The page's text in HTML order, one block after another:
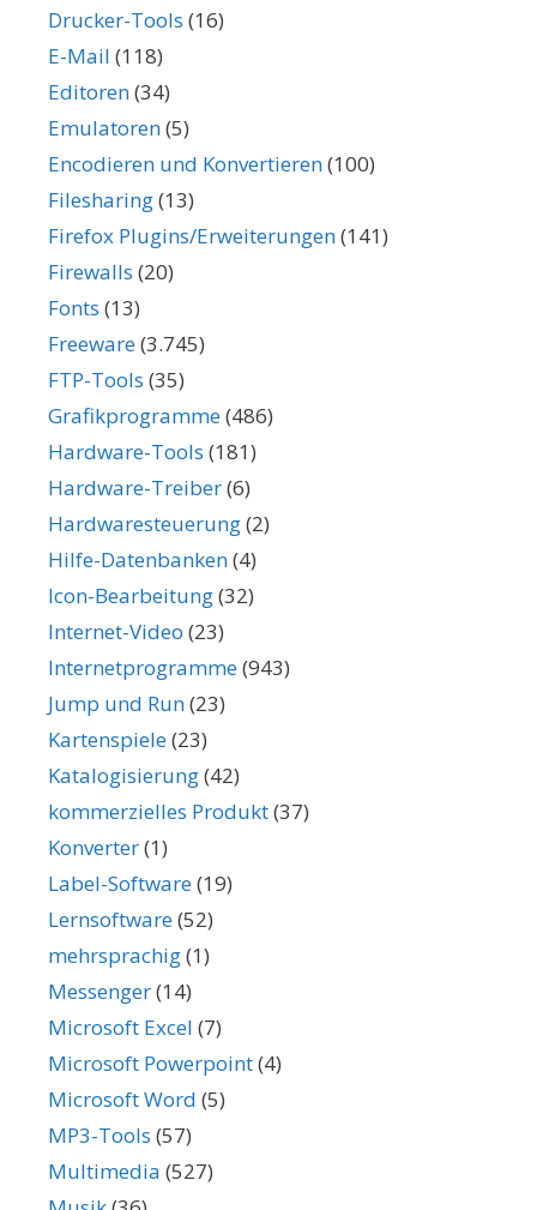
Drucker-Tools (16)
E-Mail (118)
Editoren(34)
Emulatoren(5)
Encodieren und Konvertieren(100)
Filesharing(13)
Firefox Plugins/Erweiterungen(141)
Firewalls (20)
Fonts (13)
Freeware(3.745)
FTP-Tools (35)
Grafikprogramme(486)
Hardware-Tools (181)
Hardware-Treiber(6)
Hardwaresteuerung(2)
Hilfe-Datenbanken(4)
Icon-Bearbeitung(32)
Internet-Video (23)
Internetprogramme(943)
Jump und Run(23)
Kartenspiele(23)
Katalogisierung(42)
kommerzielles Produkt(37)
Konverter(1)
Label-Software(19)
Lernsoftware(52)
mehrsprachig(1)
Messenger(14)
Microsoft Excel (7)
Microsoft Powerpoint(4)
Microsoft Word (5)
MP3-Tools (57)
Multimedia (527)